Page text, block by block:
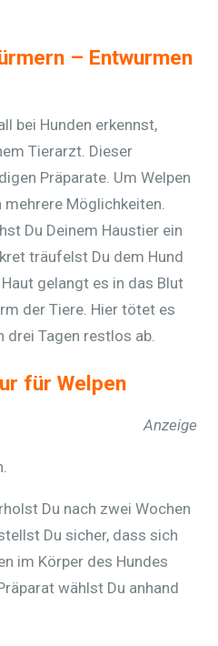
– Entwurmen
bei Hunden erkennst,
Tierarzt. Dieser
Präparate. Um Welpen
Möglichkeiten.
Du Deinem Haustier ein
träufelst Du dem Hund
gelangt es in das Blut
der Tiere. Hier tötet es
drei Tagen restlos ab.
für Welpen
Anzeige
Du nach zwei Wochen
Du sicher, dass sich
im Körper des Hundes
wählst Du anhand